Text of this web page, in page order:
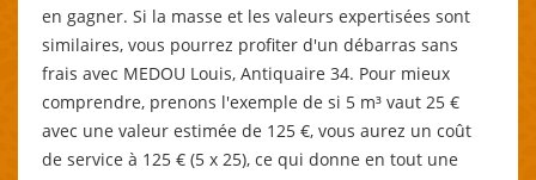
en gagner. Si la masse et les valeurs expertisées sont
similaires, vous pourrez profiter d'un débarras sans
frais avec MEDOU Louis, Antiquaire 34. Pour mieux
comprendre, prenons l'exemple de si 5 m³ vaut 25 €
avec une valeur estimée de 125 €, vous aurez un coût
de service à 125 € (5 x 25), ce qui donne en tout une